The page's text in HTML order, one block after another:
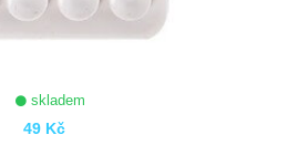
skladem
49 Kč